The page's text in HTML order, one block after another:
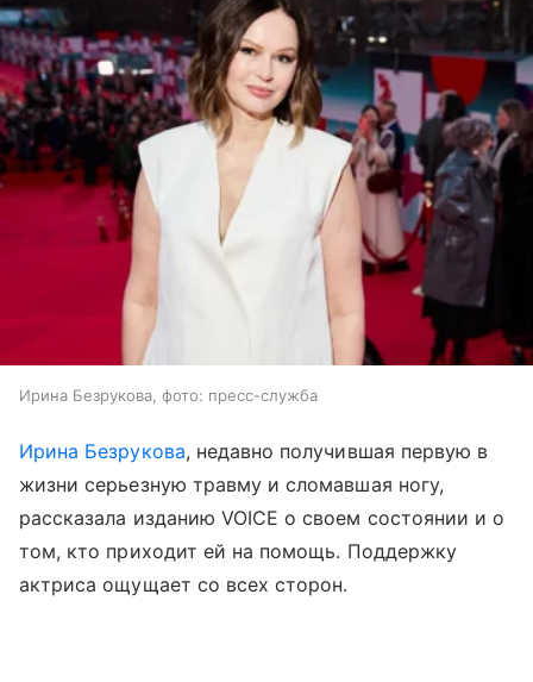
Ирина Безрукова, фото: пресс-служба
Ирина Безрукова, недавно получившая первую в
жизни серьезную травму и сломавшая ногу,
рассказала изданию VOICE о своем состоянии и о
том, кто приходит ей на помощь. Поддержку
актриса ощущает со всех сторон.